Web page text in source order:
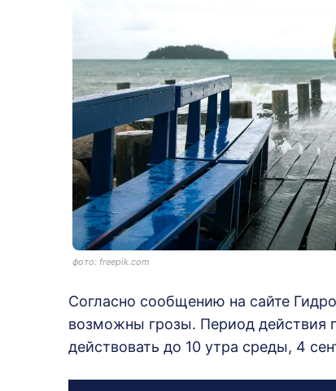
фото: freepik.com
Согласно сообщению на сайте
возможны грозы. Период действия
действовать до 10 утра среды, 4